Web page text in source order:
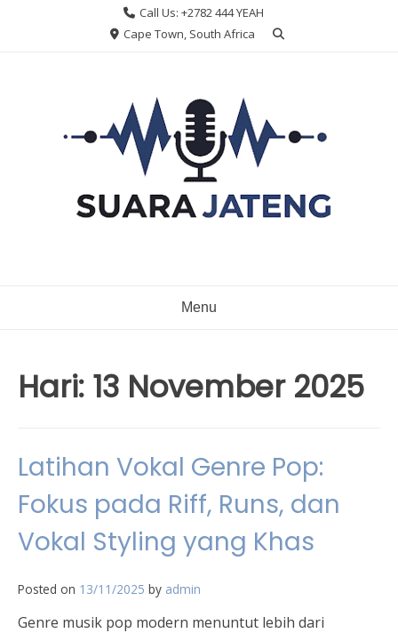
Call Us: +2782 444 YEAH
Cape Town, South Africa
Menu
Hari: 13 November 2025
Latihan Vokal Genre Pop:
Fokus pada Riff, Runs, dan
Vokal Styling yang Khas
Posted on 13/11/2025 by admin
Genre musik pop modern menuntut lebih dari